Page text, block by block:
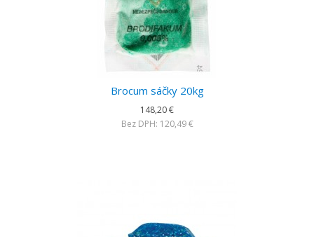
Brocum sáčky 20kg
148,20 €
Bez DPH: 120,49 €